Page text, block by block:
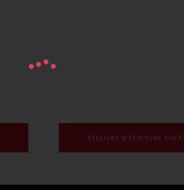
ATELIERS D’ÉCRITURE